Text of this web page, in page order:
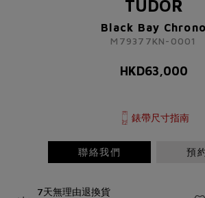
TUDOR
Black Bay Chrono
M79377KN-0001
HKD63,000
錶帶尺寸指南
聯絡我們 預
7天無理由退換貨
HKD63,000
+852 2192 3123
請完成以下表格